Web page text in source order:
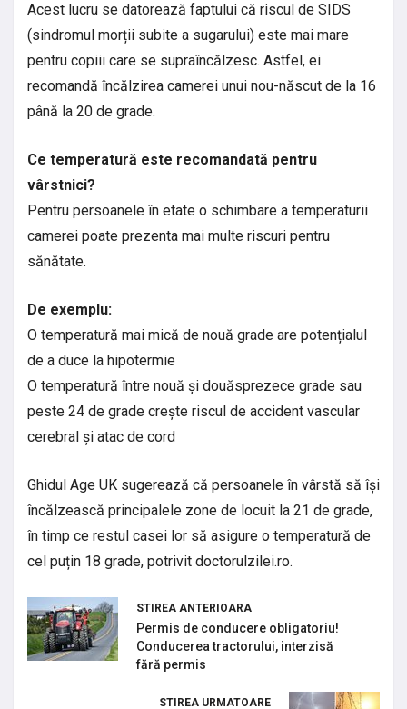
Acest lucru se datorează faptului că riscul de SIDS
(sindromul morții subite a sugarului) este mai mare
pentru copiii care se supraîncălzesc. Astfel, ei
recomandă încălzirea camerei unui nou-născut de la 16
până la 20 de grade.
Ce temperatură este recomandată pentru
vârstnici?
Pentru persoanele în etate o schimbare a temperaturii
camerei poate prezenta mai multe riscuri pentru
sănătate.
De exemplu:
O temperatură mai mică de nouă grade are potențialul
de a duce la hipotermie
O temperatură între nouă și douăsprezece grade sau
peste 24 de grade crește riscul de accident vascular
cerebral și atac de cord
Ghidul Age UK sugerează că persoanele în vârstă să își
încălzească principalele zone de locuit la 21 de grade,
în timp ce restul casei lor să asigure o temperatură de
cel puțin 18 grade, potrivit doctorulzilei.ro.
STIREA ANTERIOARA
Permis de conducere obligatoriu!
Conducerea tractorului, interzisă
fără permis
STIREA URMATOARE